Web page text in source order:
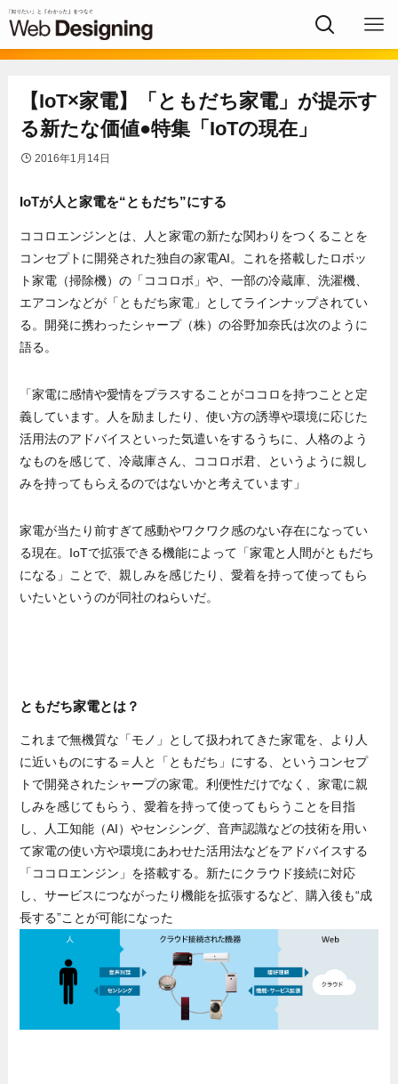
【IoT×家電】「ともだち家電」が提示す
る新たな価値●特集「IoTの現在」
2016年1月14日
IoTが人と家電を“ともだち”にする
ココロエンジンとは、人と家電の新たな関わりをつくることを
コンセプトに開発された独自の家電AI。これを搭載したロボッ
ト家電（掃除機）の「ココロボ」や、一部の冷蔵庫、洗濯機、
エアコンなどが「ともだち家電」としてラインナップされてい
る。開発に携わったシャープ（株）の谷野加奈氏は次のように
語る。
「家電に感情や愛情をプラスすることがココロを持つことと定
義しています。人を励ましたり、使い方の誘導や環境に応じた
活用法のアドバイスといった気遣いをするうちに、人格のよう
なものを感じて、冷蔵庫さん、ココロボ君、というように親し
みを持ってもらえるのではないかと考えています」
家電が当たり前すぎて感動やワクワク感のない存在になってい
る現在。IoTで拡張できる機能によって「家電と人間がともだち
になる」ことで、親しみを感じたり、愛着を持って使ってもら
いたいというのが同社のねらいだ。
ともだち家電とは？
これまで無機質な「モノ」として扱われてきた家電を、より人
に近いものにする＝人と「ともだち」にする、というコンセプ
トで開発されたシャープの家電。利便性だけでなく、家電に親
しみを感じてもらう、愛着を持って使ってもらうことを目指
し、人工知能（AI）やセンシング、音声認識などの技術を用い
て家電の使い方や環境にあわせた活用法などをアドバイスする
「ココロエンジン」を搭載する。新たにクラウド接続に対応
し、サービスにつながったり機能を拡張するなど、購入後も“成
長する”ことが可能になった